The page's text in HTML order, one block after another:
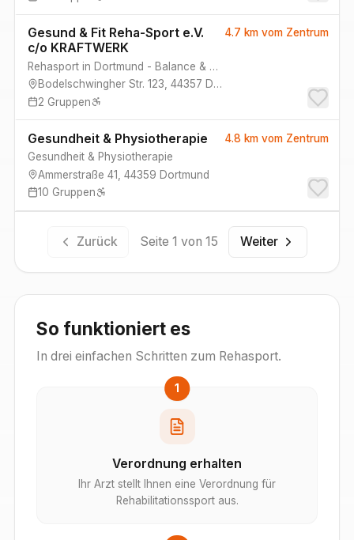
Gesund & Fit Reha-Sport e.V.
c/o KRAFTWERK
Rehasport in Dortmund - Balance & Spine - Kraftwerk
Bodelschwingher Str. 123 44357 Dortmund
2 Gruppen
4.7 kmvom Zentrum
Gesundheit & Physiotherapie
Gesundheit & Physiotherapie
Ammerstraße 41 44359 Dortmund
10 Gruppen
4.8 kmvom Zentrum
Zurück Seite 1 von 15 Weiter
So funktioniert es
In drei einfachen Schritten zum Rehasport.
1
Verordnung erhalten
Ihr Arzt stellt Ihnen eine Verordnung für
Rehabilitationssport aus.